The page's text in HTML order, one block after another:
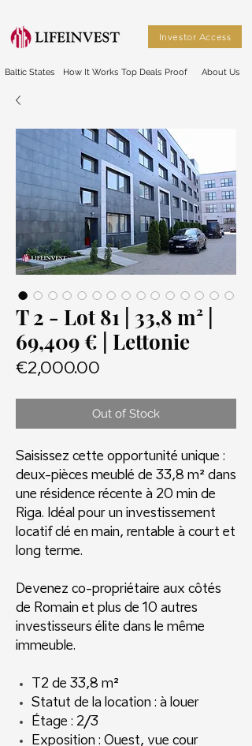
Investor Access
How It Works
Baltic States Top Deals Proof About Us
T 2 - Lot 81 | 33,8 m² |
69,409 € | Lettonie
€2,000.00
Out of Stock
Saisissez cette opportunité unique :
deux-pièces meublé de 33,8 m² dans
une résidence récente à 20 min de
Riga. Idéal pour un investissement
locatif clé en main, rentable à court et
long terme.
Devenez co-propriétaire aux côtés
de Romain et plus de 10 autres
investisseurs élite dans le même
immeuble.
T2 de 33,8 m²
Statut de la location : à louer
Étage : 2/3
Exposition : Ouest, vue cour